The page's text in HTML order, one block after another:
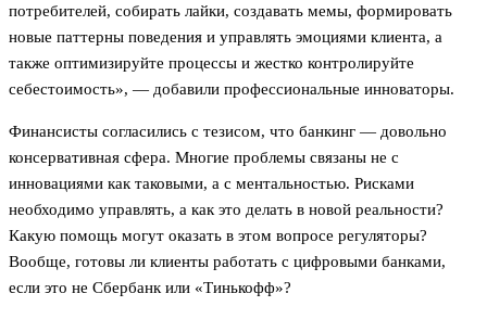
потребителей, собирать лайки, создавать мемы, формировать
новые паттерны поведения и управлять эмоциями клиента, а
также оптимизируйте процессы и жестко контролируйте
себестоимость», — добавили профессиональные инноваторы.
Финансисты согласились с тезисом, что банкинг — довольно
консервативная сфера. Многие проблемы связаны не с
инновациями как таковыми, а с ментальностью. Рисками
необходимо управлять, а как это делать в новой реальности?
Какую помощь могут оказать в этом вопросе регуляторы?
Вообще, готовы ли клиенты работать с цифровыми банками,
если это не Сбербанк или «Тинькофф»?